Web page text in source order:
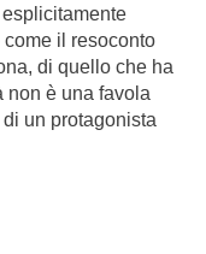
il resoconto
di quello che ha
non è una favola
un protagonista